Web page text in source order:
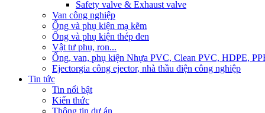
Safety valve & Exhaust valve
Van công nghiệp
Ống và phụ kiện mạ kẽm
Ống và phụ kiện thép đen
Vật tư phụ, ron...
Ống, van, phụ kiện Nhựa PVC, Clean PVC, HDPE,
Ejectorgia công ejector, nhà thầu điện công nghiệp
Tin tức
Tin nổi bật
Kiến thức
Thông tin dự án